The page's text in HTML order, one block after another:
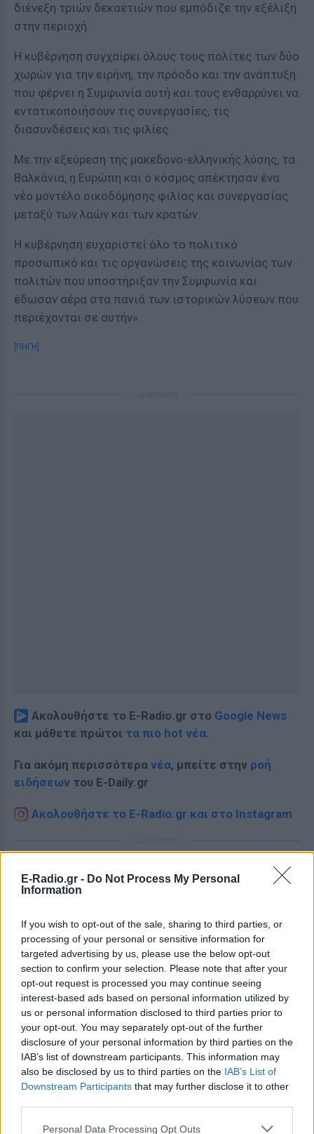
E-Radio.gr - Do Not Process My Personal
Information
If you wish to opt-out of the sale, sharing to third parties, or
processing of your personal or sensitive information for
targeted advertising by us, please use the below opt-out
section to confirm your selection. Please note that after your
opt-out request is processed you may continue seeing
interest-based ads based on personal information utilized by
us or personal information disclosed to third parties prior to
your opt-out. You may separately opt-out of the further
disclosure of your personal information by third parties on the
IAB’s list of downstream participants. This information may
also be disclosed by us to third parties on the IAB’s List of
Downstream Participants that may further disclose it to other
Personal Data Processing Opt Outs
διένεξη τριών δεκαετιών που εμπόδιζε την εξέλιξη
στην περιοχή.
Η κυβέρνηση συγχαίρει όλους τους πολίτες των δύο
χωρών για την ειρήνη, την πρόοδο και την ανάπτυξη
που φέρνει η Συμφωνία αυτή και τους ενθαρρύνει να
εντατικοποιήσουν τις συνεργασίες, τις
διασυνδέσεις και τις φιλίες.
Με την εξεύρεση της μακεδονο-ελληνικής λύσης, τα
Βαλκάνια, η Ευρώπη και ο κόσμος απέκτησαν ένα
νέο μοντέλο οικοδόμησης φιλίας και συνεργασίας
μεταξύ των λαών και των κρατών.
Η κυβέρνηση ευχαριστεί όλο το πολιτικό
προσωπικό και τις οργανώσεις της κοινωνίας των
πολιτών που υποστήριξαν την Συμφωνία και
έδωσαν αέρα στα πανιά των ιστορικών λύσεων που
περιέχονται σε αυτήν».
[ΠΗΓΗ]
Ακολουθήστε το E-Radio.gr στο Google News
και μάθετε πρώτοι τα πιο hot νέα.
Για ακόμη περισσότερα νέα, μπείτε στην ροή
ειδήσεων του E-Daily.gr
Ακολουθήστε το E-Radio.gr και στο Instagram